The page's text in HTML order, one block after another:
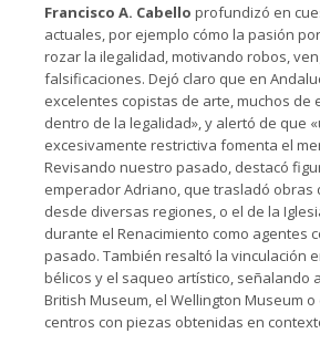
Francisco A. Cabello profundizó en
actuales, por ejemplo cómo la pasión
rozar la ilegalidad, motivando robos,
falsificaciones. Dejó claro que en
excelentes copistas de arte, muchos de
dentro de la legalidad», y alertó de que
excesivamente restrictiva fomenta el
Revisando nuestro pasado, destacó
emperador Adriano, que trasladó obras
desde diversas regiones, o el de la
durante el Renacimiento como agentes
pasado. También resaltó la vinculación
bélicos y el saqueo artístico, señalando
British Museum, el Wellington Museum o
centros con piezas obtenidas en